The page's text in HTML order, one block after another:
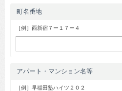
町名番地
［例］西新宿７ー１７ー４
アパート・マンション名等
［例］早稲田塾ハイツ２０２